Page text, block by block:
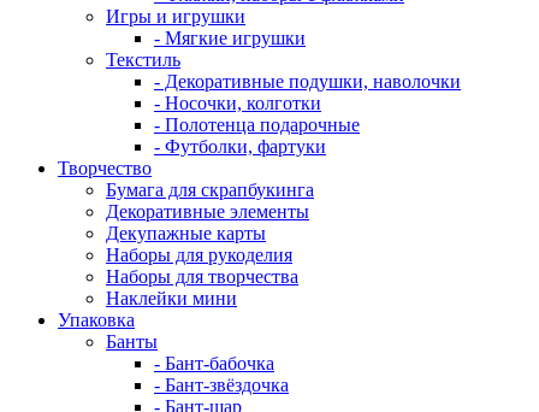
Игры и игрушки
- Мягкие игрушки
Текстиль
- Декоративные подушки, наволочки
- Носочки, колготки
- Полотенца подарочные
- Футболки, фартуки
Творчество
Бумага для скрапбукинга
Декоративные элементы
Декупажные карты
Наборы для рукоделия
Наборы для творчества
Наклейки мини
Упаковка
Банты
- Бант-бабочка
- Бант-звёздочка
- Бант-шар